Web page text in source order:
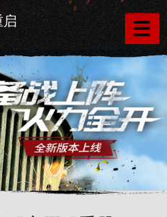
启